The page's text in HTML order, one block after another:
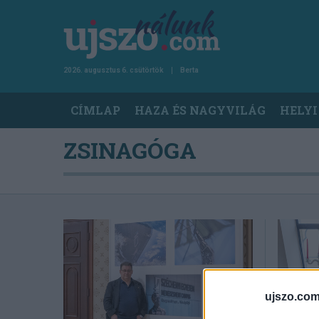
2026. augusztus 6. csütörtök Berta
navigation
CÍMLAP HAZA ÉS NAGYVILÁG
ZSINAGÓGA